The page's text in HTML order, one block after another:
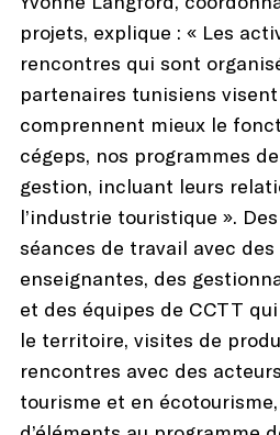
projets, explique : « Les
rencontres qui sont
partenaires tunisiens visent
comprennent mieux le
cégeps, nos programmes
gestion, incluant leurs
l’industrie touristique ».
séances de travail avec des
enseignantes, des
et des équipes de CCTT
le territoire, visites de
rencontres avec des
tourisme et en